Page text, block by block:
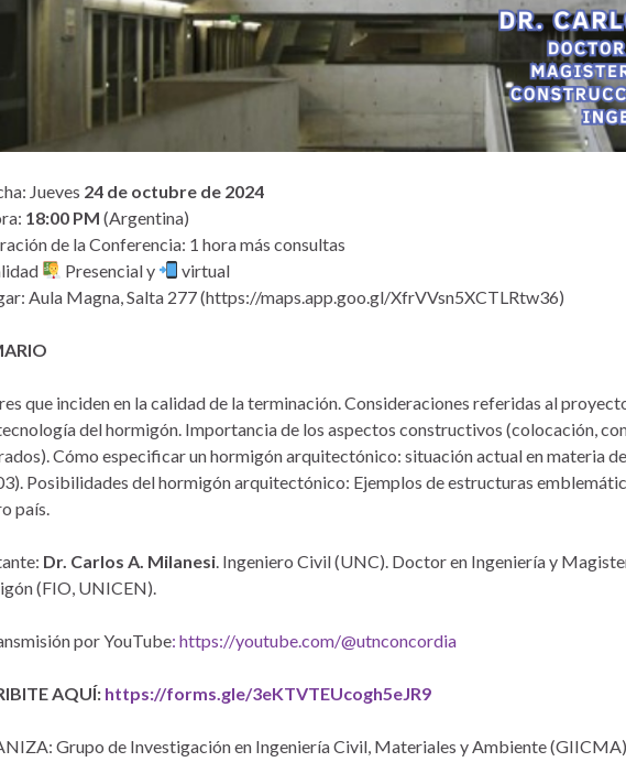
Jueves 24 de octubre de 2024
18:00 PM (Argentina)
de la Conferencia: 1 hora más consultas
Presencial y
virtual
Aula Magna, Salta 277 (https://maps.app.goo.gl/XfrVVsn5XCTLRtw36)
que inciden en la calidad de la terminación. Consideraciones referidas al
del hormigón. Importancia de los aspectos constructivos (colocación,
Cómo especificar un hormigón arquitectónico: situación actual en materia
Posibilidades del hormigón arquitectónico: Ejemplos de estructuras
país.
Dr. Carlos A. Milanesi. Ingeniero Civil (UNC). Doctor en Ingeniería y
(FIO, UNICEN).
por YouTube: https://youtube.com/@utnconcordia
AQUÍ: https://forms.gle/3eKTVTEUcogh5eJR9
Grupo de Investigación en Ingeniería Civil, Materiales y Ambiente